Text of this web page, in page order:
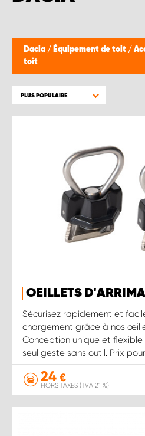
Dacia / Équipement de toit /
toit
PLUS POPULAIRE
OEILLETS
Sécurisez rapidement et
chargement grâce à nos
Conception unique et flexible
seul geste sans outil. Prix
24 €
HORS TAXES (TVA 21 %)
WORK SYSTEM BRUXELLES
WORK SYSTEM LIMBURG-KEMPEN
WORK SYSTEM WEST BY PRO-VAN